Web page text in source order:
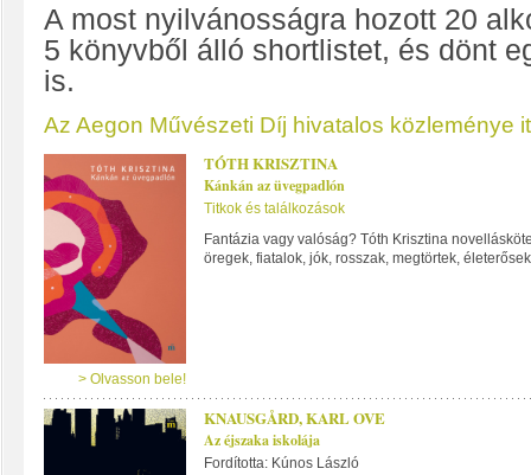
A most nyilvánosságra hozott 20
5 könyvből álló shortlistet, és dönt
is.
Az Aegon Művészeti Díj hivatalos közleménye
> Olvasson bele!
TÓTH KRISZTINA
Kánkán az üvegpadlón
Titkok és találkozások
Fantázia vagy valóság? Tóth Krisztina
öregek, fiatalok, jók, rosszak, megtörtek,
KNAUSGÅRD, KARL OVE
Az éjszaka iskolája
Fordította: Kúnos László